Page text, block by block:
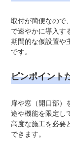
取付が簡便なので
で速やかに導入す
期間的な仮設置や
です。
ピンポイント
扉や窓（開口部）
途や機能を限定し
高度な施工を必要
できます。